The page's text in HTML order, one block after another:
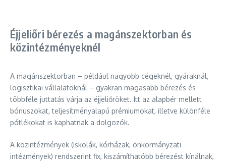
Éjjeliőri bérezés a magánszektorban és
közintézményeknél
A magánszektorban – például nagyobb cégeknél, gyáraknál,
logisztikai vállalatoknál – gyakran magasabb bérezés és
többféle juttatás várja az éjjeliőröket. Itt az alapbér mellett
bónuszokat, teljesítményalapú prémiumokat, illetve különféle
pótlékokat is kaphatnak a dolgozók.
A közintézmények (iskolák, kórházak, önkormányzati
intézmények) rendszerint fix, kiszámíthatóbb bérezést kínálnak,